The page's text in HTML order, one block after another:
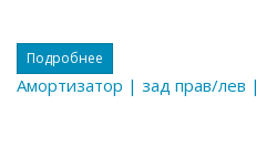
Подробнее
Амортизатор | зад прав/лев |